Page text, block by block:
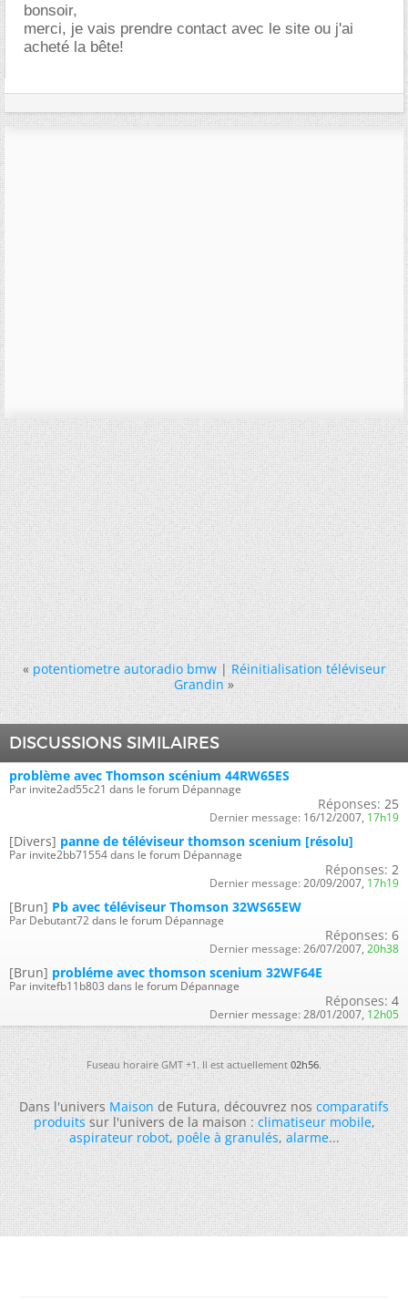
bonsoir,
merci, je vais prendre contact avec le site ou j'ai
acheté la bête!
« potentiometre autoradio bmw|Réinitialisation téléviseur
Grandin »
DISCUSSIONS SIMILAIRES
problème avec Thomson scénium 44RW65ES
Par invite2ad55c21 dans le forum Dépannage
Réponses: 25
Dernier message: 16/12/2007, 17h19
[Divers] panne de téléviseur thomson scenium [résolu]
Par invite2bb71554 dans le forum Dépannage
Réponses: 2
Dernier message: 20/09/2007, 17h19
[Brun] Pb avec téléviseur Thomson 32WS65EW
Par Debutant72 dans le forum Dépannage
Réponses: 6
Dernier message: 26/07/2007, 20h38
[Brun] probléme avec thomson scenium 32WF64E
Par invitefb11b803 dans le forum Dépannage
Réponses: 4
Dernier message: 28/01/2007, 12h05
Fuseau horaire GMT +1. Il est actuellement02h56.
Dans l'universMaisonde Futura, découvrez noscomparatifs
produitssur l'univers de la maison :climatiseur mobile,
aspirateur robot,poêle à granulés,alarme...